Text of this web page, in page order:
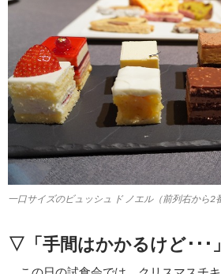
一口サイズのビュッシュ ド ノエル（前列右から2
▽「手間はかかるけど･･･」